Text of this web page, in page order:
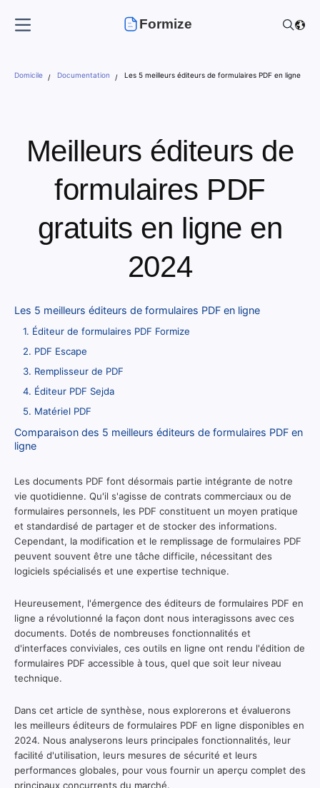
Formize
Domicile Documentation Les 5 meilleurs éditeurs de formulaires PDF en ligne
Meilleurs éditeurs de
formulaires PDF
gratuits en ligne en
2024
Les 5 meilleurs éditeurs de formulaires PDF en ligne
1. Éditeur de formulaires PDF Formize
2. PDF Escape
3. Remplisseur de PDF
4. Éditeur PDF Sejda
5. Matériel PDF
Comparaison des 5 meilleurs éditeurs de formulaires PDF en
ligne
Les documents PDF font désormais partie intégrante de notre
vie quotidienne. Qu'il s'agisse de contrats commerciaux ou de
formulaires personnels, les PDF constituent un moyen pratique
et standardisé de partager et de stocker des informations.
Cependant, la modification et le remplissage de formulaires PDF
peuvent souvent être une tâche difficile, nécessitant des
logiciels spécialisés et une expertise technique.
Heureusement, l'émergence des éditeurs de formulaires PDF en
ligne a révolutionné la façon dont nous interagissons avec ces
documents. Dotés de nombreuses fonctionnalités et
d'interfaces conviviales, ces outils en ligne ont rendu l'édition de
formulaires PDF accessible à tous, quel que soit leur niveau
technique.
Dans cet article de synthèse, nous explorerons et évaluerons
les meilleurs éditeurs de formulaires PDF en ligne disponibles en
2024. Nous analyserons leurs principales fonctionnalités, leur
facilité d'utilisation, leurs mesures de sécurité et leurs
performances globales, pour vous fournir un aperçu complet des
principaux concurrents du marché.